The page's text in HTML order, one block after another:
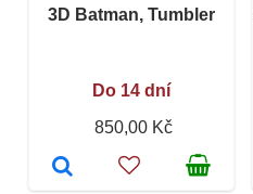
3D Batman, Tumbler
Do 14 dní
850,00 Kč